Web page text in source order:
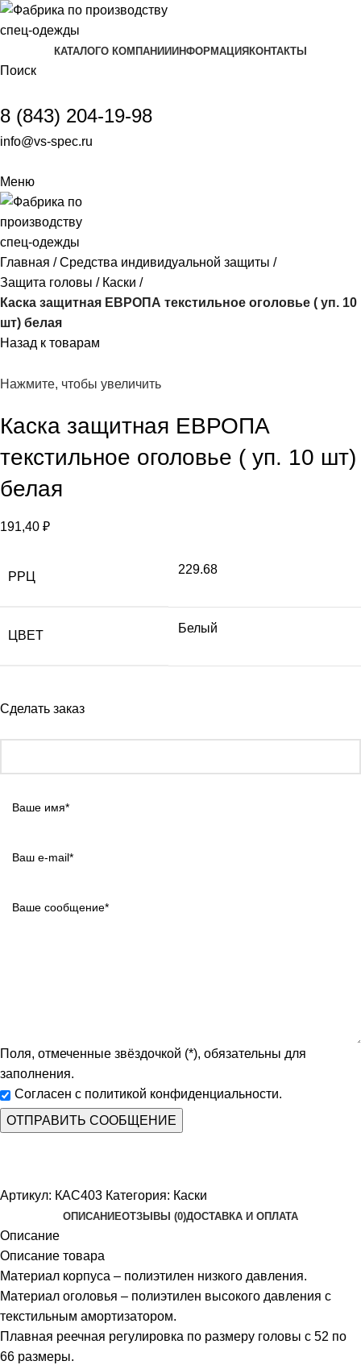
КАТАЛОГО КОМПАНИИ ИНФОРМАЦИЯ КОНТАКТЫ
Поиск
8 (843) 204-19-98
info@vs-spec.ru
Меню
Главная
Средства индивидуальной защиты
Защита головы
Каски
Каска защитная ЕВРОПА текстильное оголовье ( уп. 10
шт) белая
Назад к товарам
Нажмите, чтобы увеличить
Каска защитная ЕВРОПА
текстильное оголовье ( уп. 10 шт)
белая
191,40 ₽
РРЦ
229.68
ЦВЕТ
Белый
Сделать заказ
Поля, отмеченные звёздочкой (*), обязательны для
заполнения.
Согласен с политикой конфиденциальности.
Артикул: КАС403 Категория: Каски
ОПИСАНИЕОТЗЫВЫ (0)ДОСТАВКА И ОПЛАТА
Описание
Описание товара
Материал корпуса – полиэтилен низкого давления.
Материал оголовья – полиэтилен высокого давления с
текстильным амортизатором.
Плавная реечная регулировка по размеру головы с 52 по
66 размеры.